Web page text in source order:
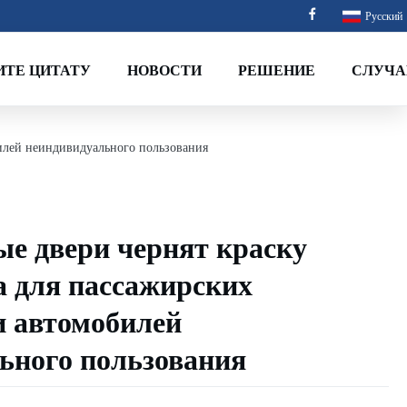
Русский
ЦИТАТУ НОВОСТИ РЕШЕНИЕ
неиндивидуального пользования
двери чернят краску
для пассажирских
автомобилей
пользования